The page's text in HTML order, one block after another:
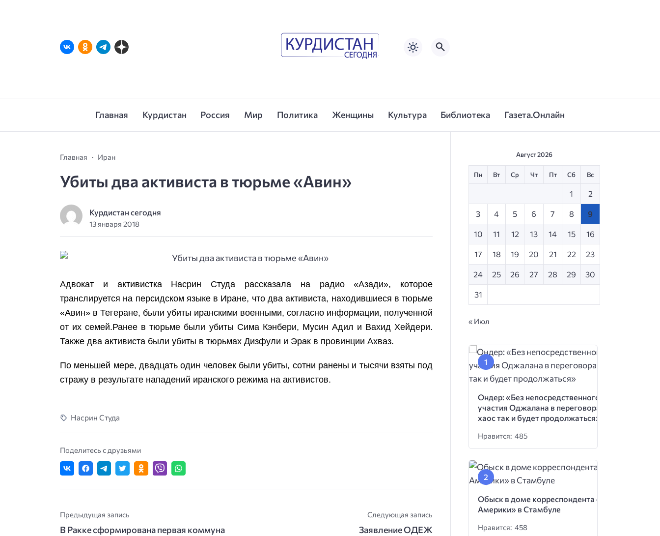
Главная Курдистан Россия Мир Политика Женщины Культура Библиотека Газета.Онлайн
Главная Иран
Убиты два активиста в тюрьме «Авин»
Курдистан сегодня
13 января 2018
Адвокат и активистка Насрин Студа рассказала на радио «Азади», которое
транслируется на персидском языке в Иране, что два активиста, находившиеся в тюрьме
«Авин» в Тегеране, были убиты иранскими военными, согласно информации, полученной
от их семей.Ранее в тюрьме были убиты Сима Кэнбери, Мусин Адил и Вахид Хейдери.
Также два активиста были убиты в тюрьмах Дизфули и Эрак в провинции Ахваз.
По меньшей мере, двадцать один человек были убиты, сотни ранены и тысячи взяты под
стражу в результате нападений иранского режима на активистов.
Насрин Студа
Поделитесь с друзьями
Предыдущая запись
В Ракке сформирована первая коммуна
Следующая запись
Заявление ОДЕЖ
Август 2026
Пн Вт Ср Чт Пт Сб Вс
1 2
3 4 5 6 7 8 9
10 11 12 13 14 15 16
17 18 19 20 21 22 23
24 25 26 27 28 29 30
31
« Июл
Ондер: «Без непосредственного
участия Оджалана в переговорах
хаос так и будет продолжаться»
Нравится: 485
Обыск в доме корреспондента «Голоса
Америки» в Стамбуле
Нравится: 458